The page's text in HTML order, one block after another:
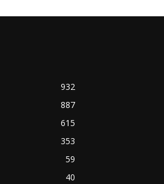
932
887
615
353
59
40